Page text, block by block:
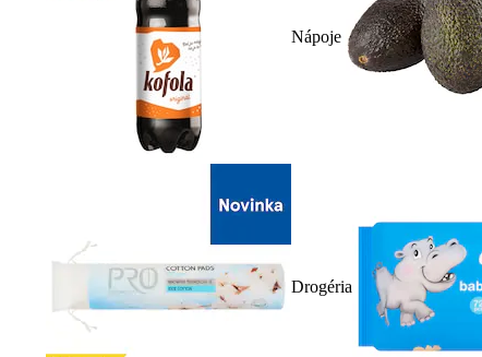
Nápoje
Drogéria